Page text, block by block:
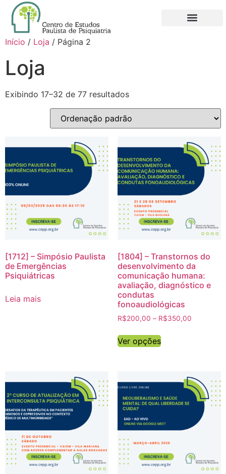
Início / Loja / Página 2
Loja
Exibindo 17–32 de 77 resultados
[1712] – Simpósio Paulista
de Emergências
Psiquiátricas
Leia mais
[1804] – Transtornos do
desenvolvimento da
comunicação humana:
avaliação, diagnóstico e
condutas
fonoaudiológicas
R$200,00 – R$350,00
Ver opções